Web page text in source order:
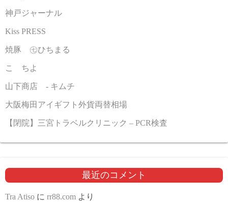
神戸ジャーナル
Kiss PRESS
焼豚 ㊆ひちまる
こゝちよ
山下商店 - キムチ
大阪梅田アイギフト外貨両替相場
【閉院】三宮トラベルクリニック – PCR検査
最近のコメント
Tra Atiso に rr88.com より